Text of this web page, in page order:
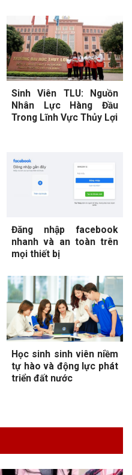
Sinh Viên TLU: Nguồn
Nhân Lực Hàng Đầu
Trong Lĩnh Vực Thủy Lợi
Đăng nhập facebook
nhanh và an toàn trên
mọi thiết bị
Học sinh sinh viên niềm
tự hào và động lực phát
triển đất nước